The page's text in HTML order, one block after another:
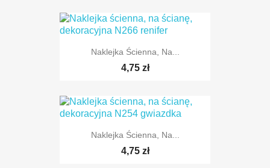
TYLKO ONLINE
Naklejka Ścienna, Na...
4,75 zł
TYLKO ONLINE
Naklejka Ścienna, Na...
4,75 zł